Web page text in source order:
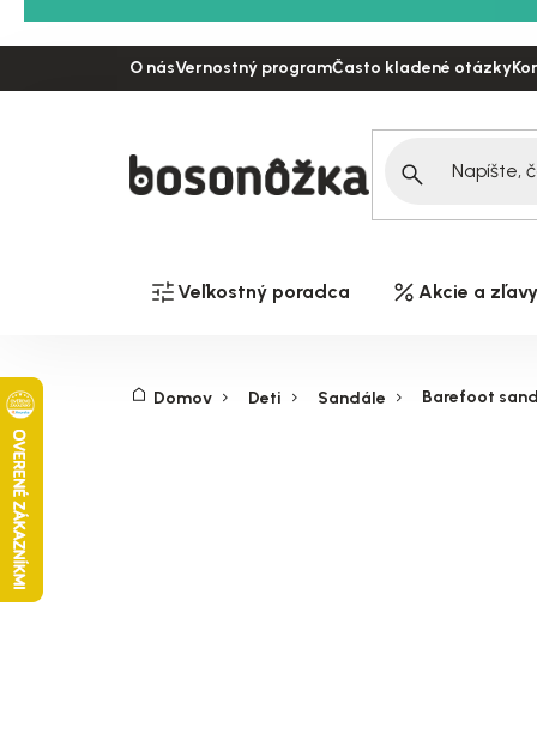
na
O násVernostný programČasto kladené otázky
Veľkostný poradca Akcie a zľavy
Domov Deti Sandále Barefoot